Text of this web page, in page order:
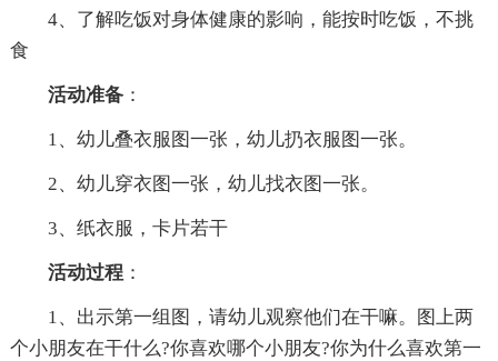
4、了解吃饭对身体健康的影响，能按时吃饭，不挑
食
活动准备：
1、幼儿叠衣服图一张，幼儿扔衣服图一张。
2、幼儿穿衣图一张，幼儿找衣图一张。
3、纸衣服，卡片若干
活动过程：
1、出示第一组图，请幼儿观察他们在干嘛。图上两
个小朋友在干什么?你喜欢哪个小朋友?你为什么喜欢第一